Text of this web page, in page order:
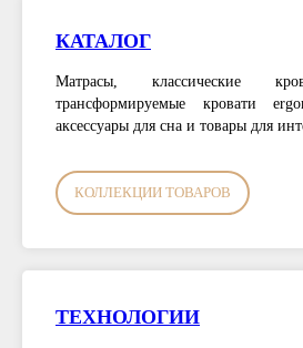
КАТАЛОГ
Матрасы, классические
трансформируемые кровати
аксессуары для сна и товары для
КОЛЛЕКЦИИ ТОВАРОВ
ТЕХНОЛОГИИ